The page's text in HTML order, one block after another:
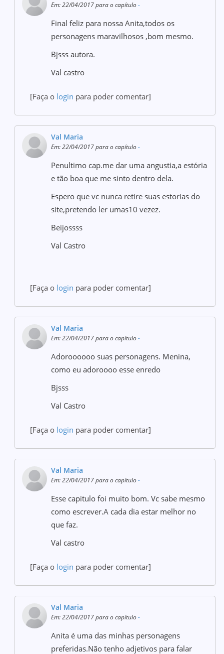
Em: 22/04/2017 para o capítulo-
Final feliz para nossa Anita,todos os
personagens maravilhosos ,bom mesmo.
Bjsss autora.
Val castro
[Faça o login para poder comentar]
Val Maria
Em: 22/04/2017 para o capítulo-
Penultimo cap.me dar uma angustia,a estória
e tão boa que me sinto dentro dela.
Espero que vc nunca retire suas estorias do
site,pretendo ler umas10 vezez.
Beijossss
Val Castro
[Faça o login para poder comentar]
Val Maria
Em: 22/04/2017 para o capítulo-
Adoroooooo suas personagens. Menina,
como eu adoroooo esse enredo
Bjsss
Val Castro
[Faça o login para poder comentar]
Val Maria
Em: 22/04/2017 para o capítulo-
Esse capitulo foi muito bom. Vc sabe mesmo
como escrever.A cada dia estar melhor no
que faz.
Val castro
[Faça o login para poder comentar]
Val Maria
Em: 22/04/2017 para o capítulo-
Anita é uma das minhas personagens
preferidas.Não tenho adjetivos para falar